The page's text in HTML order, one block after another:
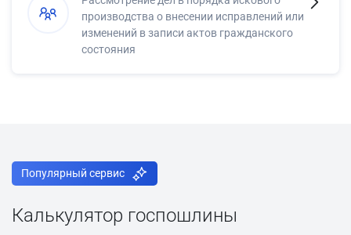
производства о внесении исправлений или
изменений в записи актов гражданского
состояния
Популярный сервис
Калькулятор госпошлины